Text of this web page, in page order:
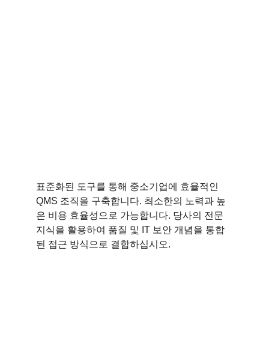
표준화된 도구를 통해 중소기업에 효율적인
QMS 조직을 구축합니다. 최소한의 노력과 높
은 비용 효율성으로 가능합니다. 당사의 전문
지식을 활용하여 품질 및 IT 보안 개념을 통합
된 접근 방식으로 결합하십시오.